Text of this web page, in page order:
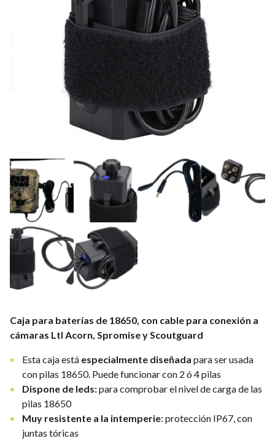
Caja para baterías de 18650, con cable para conexión a
cámaras Ltl Acorn, Spromise y Scoutguard
Esta caja está especialmente diseñada para ser usada
con pilas 18650. Puede funcionar con 2 ó 4 pilas
Dispone de leds:para comprobar el nivel de carga de las
pilas 18650
Muy resistente a la intemperie: protección IP67, con
juntas tóricas